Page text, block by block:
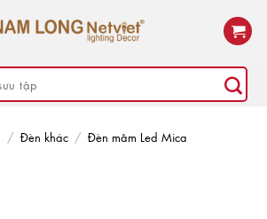
/ Đèn khác / Đèn mâm Led Mica